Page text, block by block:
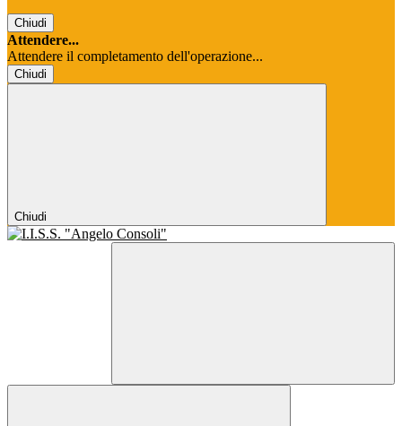
Chiudi
Attendere...
Attendere il completamento dell'operazione...
Chiudi
Chiudi